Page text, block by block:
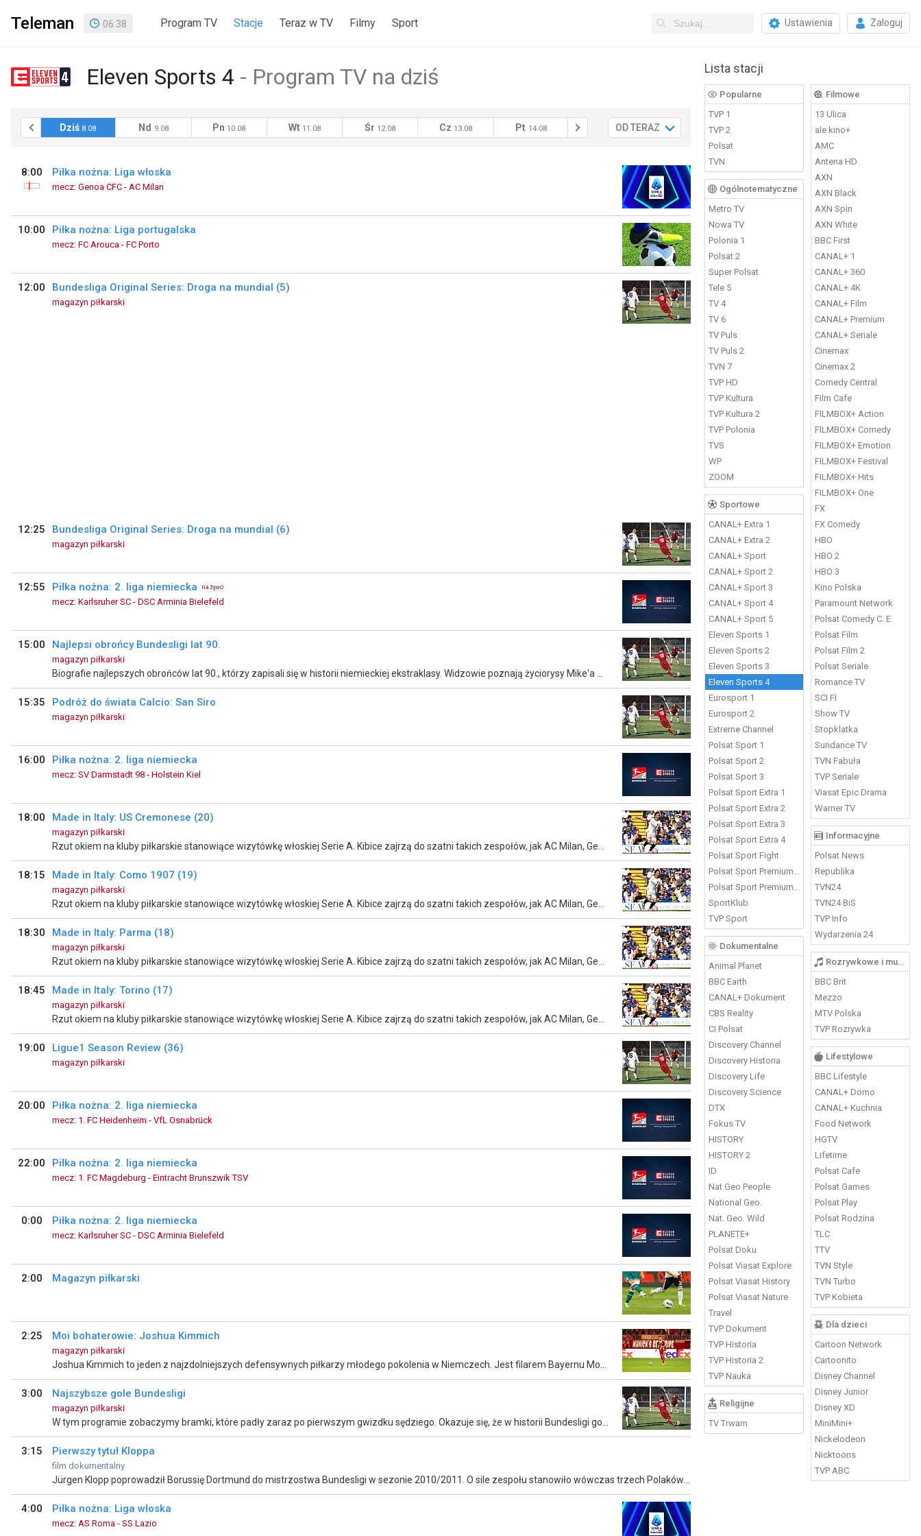
Teleman 06:38 Program TV Stacje Teraz w TV Filmy Sport Ustawienia Zaloguj
Lista stacji
Popularne
TVP 1
TVP 2
Polsat
TVN
Ogólnotematyczne
Metro TV
Nowa TV
Polonia 1
Polsat 2
Super Polsat
Tele 5
TV 4
TV 6
TV Puls
TV Puls 2
TVN 7
TVP HD
TVP Kultura
TVP Kultura 2
TVP Polonia
TVS
WP
ZOOM
Sportowe
CANAL+ Extra 1
CANAL+ Extra 2
CANAL+ Sport
CANAL+ Sport 2
CANAL+ Sport 3
CANAL+ Sport 4
CANAL+ Sport 5
Eleven Sports 1
Eleven Sports 2
Eleven Sports 3
Eleven Sports 4
Eurosport 1
Eurosport 2
Extreme Channel
Polsat Sport 1
Polsat Sport 2
Polsat Sport 3
Polsat Sport Extra 1
Polsat Sport Extra 2
Polsat Sport Extra 3
Polsat Sport Extra 4
Polsat Sport Fight
Polsat Sport Premium 1
Polsat Sport Premium 2
SportKlub
TVP Sport
Dokumentalne
Animal Planet
BBC Earth
CANAL+ Dokument
CBS Reality
CI Polsat
Discovery Channel
Discovery Historia
Discovery Life
Discovery Science
DTX
Fokus TV
HISTORY
HISTORY 2
ID
Nat Geo People
National Geo.
Nat. Geo. Wild
PLANETE+
Polsat Doku
Polsat Viasat Explore
Polsat Viasat History
Polsat Viasat Nature
Travel
TVP Dokument
TVP Historia
TVP Historia 2
TVP Nauka
Religijne
TV Trwam
Filmowe
13 Ulica
ale kino+
AMC
Antena HD
AXN
AXN Black
AXN Spin
AXN White
BBC First
CANAL+ 1
CANAL+ 360
CANAL+ 4K
CANAL+ Film
CANAL+ Premium
CANAL+ Seriale
Cinemax
Cinemax 2
Comedy Central
Film Cafe
FILMBOX+ Action
FILMBOX+ Comedy
FILMBOX+ Emotion
FILMBOX+ Festival
FILMBOX+ Hits
FILMBOX+ One
FX
FX Comedy
HBO
HBO 2
HBO 3
Kino Polska
Paramount Network
Polsat Comedy C. E.
Polsat Film
Polsat Film 2
Polsat Seriale
Romance TV
SCI FI
Show TV
Stopklatka
Sundance TV
TVN Fabuła
TVP Seriale
Viasat Epic Drama
Warner TV
Informacyjne
Polsat News
Republika
TVN24
TVN24 BiS
TVP Info
Wydarzenia 24
Rozrywkowe i muzyczne
BBC Brit
Mezzo
MTV Polska
TVP Rozrywka
Lifestylowe
BBC Lifestyle
CANAL+ Domo
CANAL+ Kuchnia
Food Network
HGTV
Lifetime
Polsat Cafe
Polsat Games
Polsat Play
Polsat Rodzina
TLC
TTV
TVN Style
TVN Turbo
TVP Kobieta
Dla dzieci
Cartoon Network
Cartoonito
Disney Channel
Disney Junior
Disney XD
MiniMini+
Nickelodeon
Nicktoons
TVP ABC
Eleven Sports 4 Program TV na dziś
OD TERAZ
7.08 Dziś 8.08 Nd 9.08 Pn 10.08 Wt 11.08 Śr 12.08 Cz 13.08 Pt 14.08 15.08 Nd Wt 18.08
8:00 Piłka nożna: Liga włoska
mecz: Genoa CFC - AC Milan
10:00 Piłka nożna: Liga portugalska
mecz: FC Arouca - FC Porto
12:00 Bundesliga Original Series: Droga na mundial (5)
magazyn piłkarski
12:25 Bundesliga Original Series: Droga na mundial (6)
magazyn piłkarski
12:55 Piłka nożna: 2. liga niemiecka
mecz: Karlsruher SC - DSC Arminia Bielefeld
15:00 Najlepsi obrońcy Bundesligi lat 90.
magazyn piłkarski
15:35 Podróż do świata Calcio: San Siro
magazyn piłkarski
16:00 Piłka nożna: 2. liga niemiecka
mecz: SV Darmstadt 98 - Holstein Kiel
18:00 Made in Italy: US Cremonese (20)
magazyn piłkarski
18:15 Made in Italy: Como 1907 (19)
magazyn piłkarski
18:30 Made in Italy: Parma (18)
magazyn piłkarski
18:45 Made in Italy: Torino (17)
magazyn piłkarski
19:00 Ligue1 Season Review (36)
magazyn piłkarski
20:00 Piłka nożna: 2. liga niemiecka
mecz: 1. FC Heidenheim - VfL Osnabrück
22:00 Piłka nożna: 2. liga niemiecka
mecz: 1. FC Magdeburg - Eintracht Brunszwik TSV
0:00 Piłka nożna: 2. liga niemiecka
mecz: Karlsruher SC - DSC Arminia Bielefeld
2:00 Magazyn piłkarski
2:25 Moi bohaterowie: Joshua Kimmich
magazyn piłkarski
3:00 Najszybsze gole Bundesligi
magazyn piłkarski
3:15 Pierwszy tytuł Kloppa
film dokumentalny
4:00 Piłka nożna: Liga włoska
mecz: AS Roma - SS Lazio